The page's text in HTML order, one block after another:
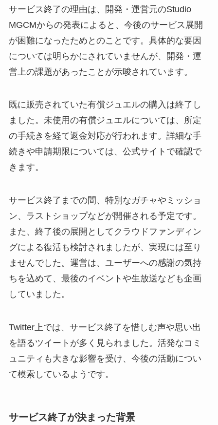
サービス終了の理由は、開発・運営元のStudio
MGCMからの発表によると、今後のサービス展開
が困難になったためとのことです。具体的な要因
については明らかにされていませんが、開発・運
営上の課題があったことが示唆されています。
既に販売されていた有償ジュエルの購入は終了し
ました。未使用の有償ジュエルについては、所定
の手続きを経て返金対応が行われます。詳細な手
続きや申請期限については、公式サイトで確認で
きます。
サービス終了までの間、特別なガチャやミッショ
ン、ラストショップなどが開催される予定です。
また、終了後の展開としてクラウドファンディン
グによる復活も検討されましたが、実現には至り
ませんでした。運営は、ユーザーへの感謝の気持
ちを込めて、最後のイベントや生放送なども企画
していました。
Twitter上では、サービス終了を惜しむ声や思い出
を語るツイートが多く見られました。活発なコミ
ュニティも大きな影響を受け、今後の活動につい
て模索しているようです。
サービス終了が決まった背景